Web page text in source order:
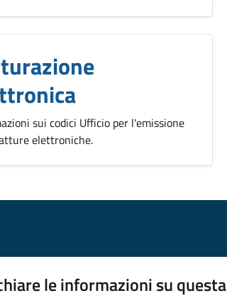
sui codici Ufficio per l'emissione
elettroniche.
le informazioni su questa